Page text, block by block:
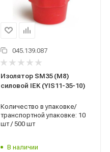
045.139.087
Изолятор SM35 (М8)
силовой IEK (YIS11-35-10)
Количество в упаковке/
транспортной упаковке: 10
шт / 500 шт
В наличии